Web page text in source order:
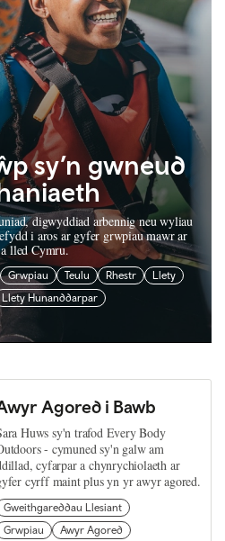
sy’n gwneud
digwyddiad arbennig neu wyliau
i aros ar gyfer grwpiau mawr ar
lled Cymru.
Grwpiau Teulu Rhestr
Llety
Llety Hunanddarpar
Agored i Bawb
Huws sy'n trafod Every Body
- cymuned sy'n galw am
cyfarpar a chynrychiolaeth ar
cyrff maint plus yn yr awyr agored.
Gweithgareddau Llesiant
Grwpiau
Awyr Agored